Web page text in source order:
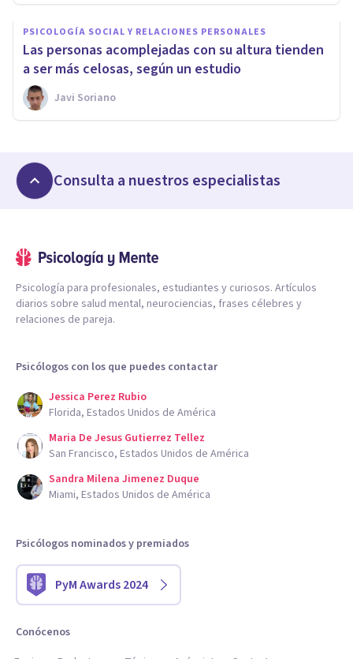
PSICOLOGÍA SOCIAL Y RELACIONES PERSONALES
Las personas acomplejadas con su altura tienden
a ser más celosas, según un estudio
Javi Soriano
Consulta a nuestros especialistas
Psicología para profesionales, estudiantes y curiosos. Artículos
diarios sobre salud mental, neurociencias, frases célebres y
relaciones de pareja.
Psicólogos con los que puedes contactar
Jessica Perez Rubio
Florida, Estados Unidos de América
Maria De Jesus Gutierrez Tellez
San Francisco, Estados Unidos de América
Sandra Milena Jimenez Duque
Miami, Estados Unidos de América
Psicólogos nominados y premiados
PyM Awards 2024
Conócenos